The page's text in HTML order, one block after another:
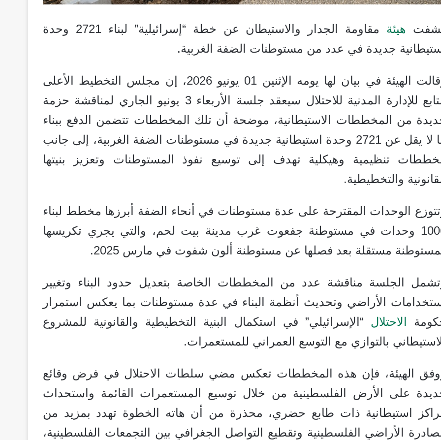
هيئة
مقاومة الجدار والاستيطان عن خطة “إسرائيلية” لبناء 2721 وحدة
جديدة في عدد من مستوطنات الضفة الغربية.
وقالت الهيئة في بيان لها يومه الإثنين 01 يونيو 2026، إن مجلس التخطيط الأعلى
التابع للإدارة المدنية للاحتلال سيعقد جلسة الأربعاء 3 يونيو الجاري لمناقشة حزمة
من المخططات الاستيطانية، موضحة أن تلك المخططات تتضمن الدفع ببناء
ما لا يقل عن 2721 وحدة استيطانية جديدة في مستوطنات الضفة الغربية، إلى جانب
تنظيمية وهيكلية تهدف إلى توسيع نفوذ المستوطنات وتعزيز بنيتها
والتخطيطية.
الوحدات المقترحة على عدة مستوطنات في أنحاء الضفة أبرزها مخطط لبناء
1006 وحدات في مستوطنة جفعوت غرب مدينة بيت لحم، والتي يجري تكريسها
مستقلة بعد فصلها عن مستوطنة ألون شفوت في مارس 2025.
الجلسة مناقشة عدد من المخططات الخاصة بتعديل حدود البناء وتغيير
الأراضي وتحديث أنظمة البناء في عدة مستوطنات بما يعكس استمرار
الاحتلال “الإسرائيلي” في استكمال البنية التخطيطية والقانونية للمشروع
بالتوازي مع التوسع العمراني للمستعمرات.
الهيئة، فإن هذه المخططات تعكس مضي سلطات الاحتلال في فرض وقائع
على الأرض الفلسطينية من خلال توسيع المستعمرات القائمة واستحداث
استيطانية ذات طابع حضري، محذرة من أن هاته الخطوة تهدد بمزيد من
الأراضي الفلسطينية وتقطيع التواصل الجغرافي بين التجمعات الفلسطينية،